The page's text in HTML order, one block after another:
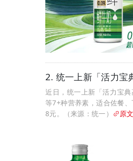
2. 统一上新「活力宝
近日，统一上新「活力宝
等7+种营养素，适合佐餐
8元。（来源：统一）
原